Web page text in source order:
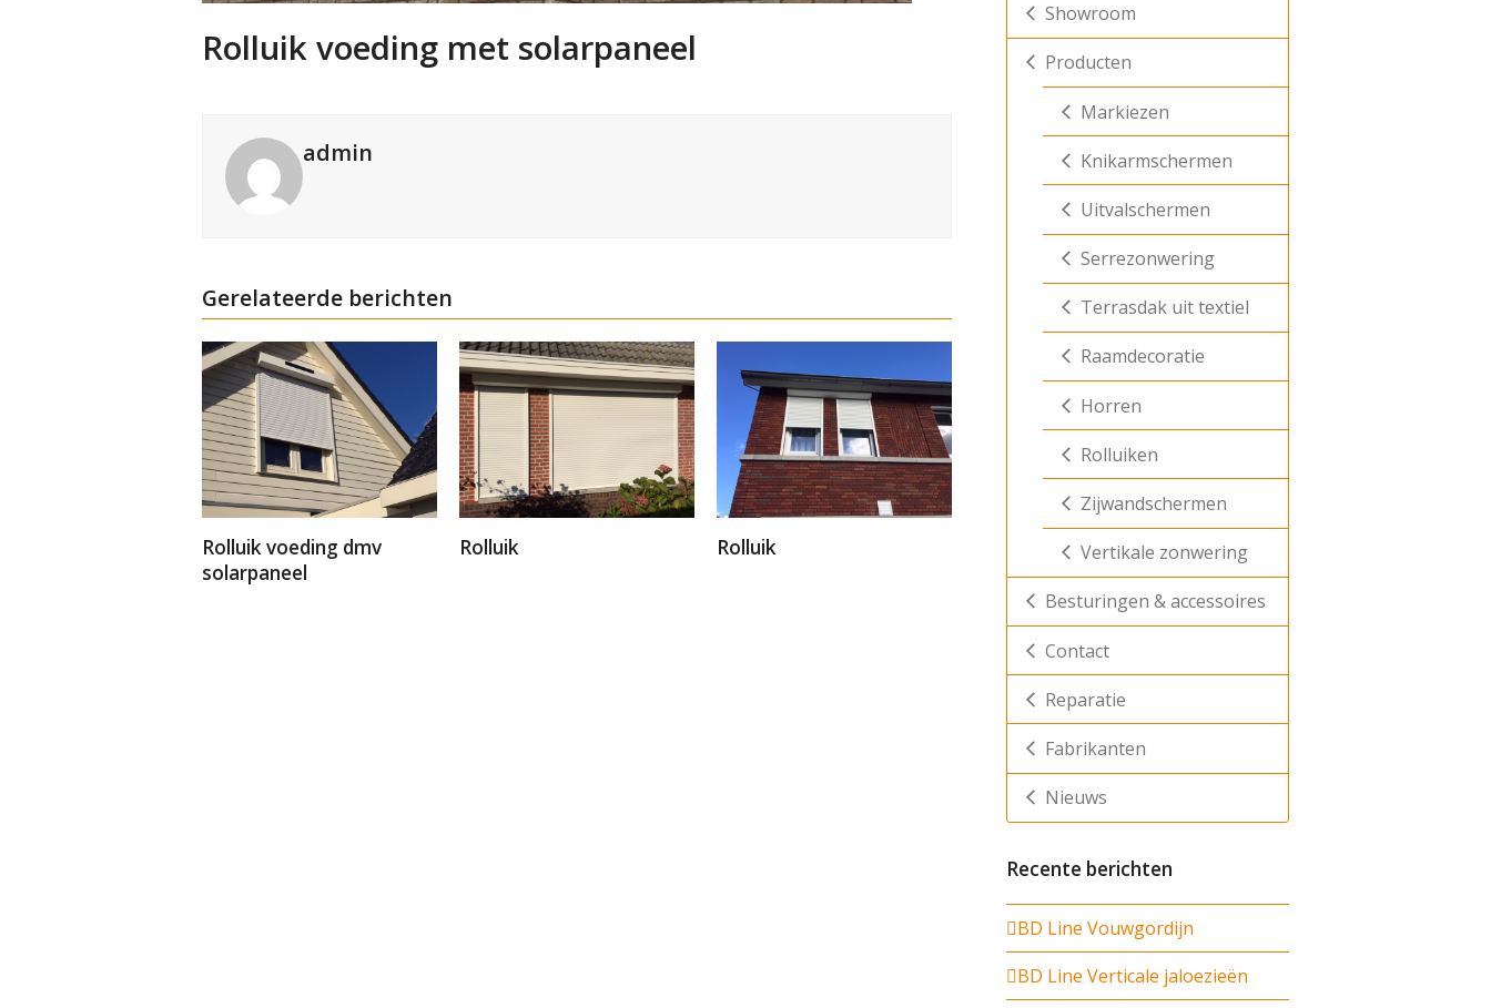
Rolluik voeding met solarpaneel
admin
Gerelateerde berichten
Rolluik voeding dmv
solarpaneel
Rolluik Rolluik
Showroom
Producten
Markiezen
Knikarmschermen
Uitvalschermen
Serrezonwering
Terrasdak uit textiel
Raamdecoratie
Horren
Rolluiken
Zijwandschermen
Vertikale zonwering
Besturingen & accessoires
Contact
Reparatie
Fabrikanten
Nieuws
Recente berichten
BD Line Vouwgordijn
BD Line Verticale jaloezieën